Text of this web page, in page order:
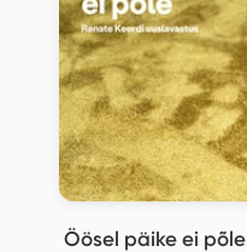
Öösel päike ei põle